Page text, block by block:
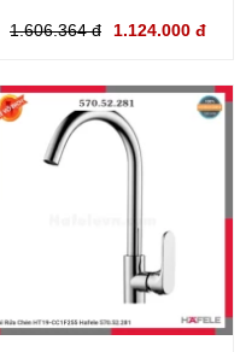
1.606.364 đ 1.124.000 đ